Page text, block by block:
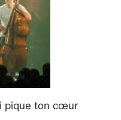
pique ton cœur